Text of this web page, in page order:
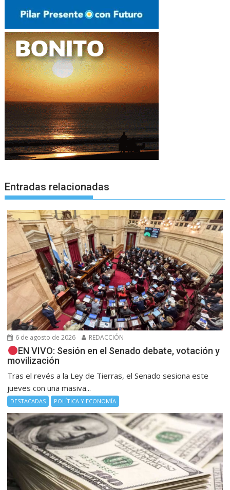
Entradas relacionadas
6 de agosto de 2026 REDACCIÓN
EN VIVO: Sesión en el Senado debate, votación y
movilización
Tras el revés a la Ley de Tierras, el Senado sesiona este
jueves con una masiva...
DESTACADAS POLÍTICA Y ECONOMÍA